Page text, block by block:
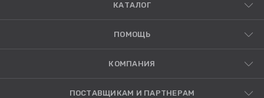
КАТАЛОГ
ПОМОЩЬ
КОМПАНИЯ
ПОСТАВЩИКАМ И ПАРТНЕРАМ